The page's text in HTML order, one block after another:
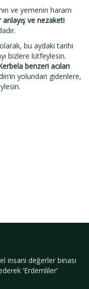
ve yemenin haram
ve nezaketi
bu aydaki tarihi
bizlere lütfeylesin.
benzeri acıları
yolundan gidenlere,
insani değerler binası
‘Erdemliler’